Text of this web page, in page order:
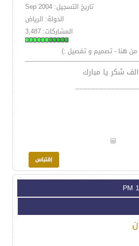
تاريخ التسجيل: Sep 2004
الدولة: الرياض
المشاركات: 3,487
هنا - تصميم و تفصيل :)
الف شكر يا مبارك